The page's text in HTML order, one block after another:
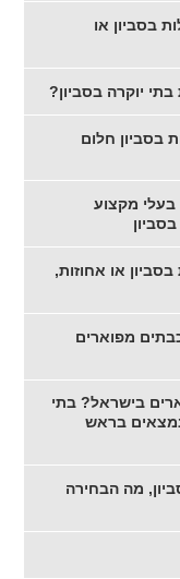
בסביון או
יוקרה בסביון?
בסביון חלום
בעלי מקצוע
או אחוזות,
מפוארים
בישראל? בתי
נמצאים בראש
מה הבחירה